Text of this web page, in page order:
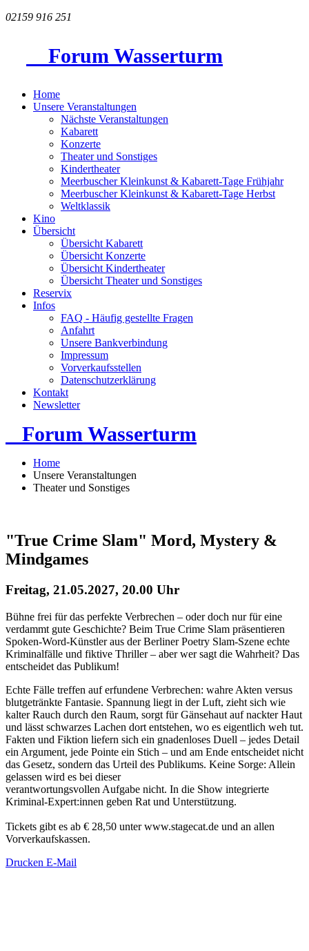
02159 916 251
Forum Wasserturm
Home
Unsere Veranstaltungen
Nächste Veranstaltungen
Kabarett
Konzerte
Theater und Sonstiges
Kindertheater
Meerbuscher Kleinkunst & Kabarett-Tage Frühjahr
Meerbuscher Kleinkunst & Kabarett-Tage Herbst
Weltklassik
Kino
Übersicht
Übersicht Kabarett
Übersicht Konzerte
Übersicht Kindertheater
Übersicht Theater und Sonstiges
Reservix
Infos
FAQ - Häufig gestellte Fragen
Anfahrt
Unsere Bankverbindung
Impressum
Vorverkaufsstellen
Datenschutzerklärung
Kontakt
Newsletter
Forum Wasserturm
Home
Unsere Veranstaltungen
Theater und Sonstiges
"True Crime Slam" Mord, Mystery &
Mindgames
Freitag, 21.05.2027, 20.00 Uhr
Bühne frei für das perfekte Verbrechen – oder doch nur für eine
verdammt gute Geschichte? Beim True Crime Slam präsentieren
Spoken-Word-Künstler aus der Berliner Poetry Slam-Szene echte
Kriminalfälle und fiktive Thriller – aber wer sagt die Wahrheit? Das
entscheidet das Publikum!
Echte Fälle treffen auf erfundene Verbrechen: wahre Akten versus
blutgetränkte Fantasie. Spannung liegt in der Luft, zieht sich wie
kalter Rauch durch den Raum, sorgt für Gänsehaut auf nackter Haut
und lässt schwarzes Lachen dort entstehen, wo es eigentlich weh tut.
Fakten und Fiktion liefern sich ein gnadenloses Duell – jedes Detail
ein Argument, jede Pointe ein Stich – und am Ende entscheidet nicht
das Gesetz, sondern das Urteil des Publikums. Keine Sorge: Allein
gelassen wird es bei dieser
verantwortungsvollen Aufgabe nicht. In die Show integrierte
Kriminal-Expert:innen geben Rat und Unterstützung.
Tickets gibt es ab € 28,50 unter www.stagecat.de und an allen
Vorverkaufskassen.
Drucken E-Mail